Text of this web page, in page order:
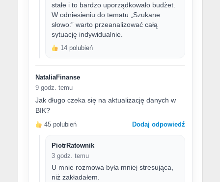
stałe i to bardzo uporządkowało budżet.
W odniesieniu do tematu „Szukane
słowo:” warto przeanalizować całą
sytuację indywidualnie.
14 polubień
NataliaFinanse
9 godz. temu
Jak długo czeka się na aktualizację danych w
BIK?
45 polubień Dodaj odpowiedź
PiotrRatownik
3 godz. temu
U mnie rozmowa była mniej stresująca,
niż zakładałem.